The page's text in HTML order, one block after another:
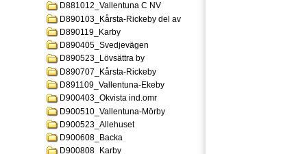
D881012_Vallentuna C NV
D890103_Kårsta-Rickeby del av
D890119_Karby
D890405_Svedjevägen
D890523_Lövsättra by
D890707_Kårsta-Rickeby
D891109_Vallentuna-Ekeby
D900403_Okvista ind.omr
D900510_Vallentuna-Mörby
D900523_Allehuset
D900608_Backa
D900808_Karby